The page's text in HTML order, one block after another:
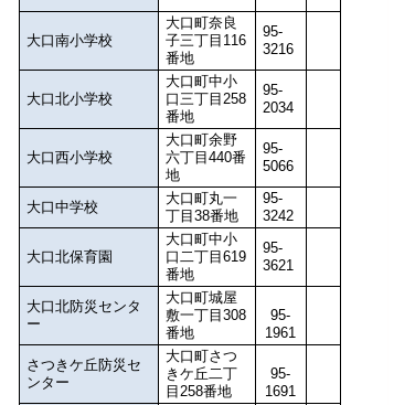
大口南小学校
大口町奈良
子三丁目116
番地
95-
3216
大口北小学校
大口町中小
口三丁目258
番地
95-
2034
大口西小学校
大口町余野
六丁目440番
地
95-
5066
大口中学校
大口町丸一
丁目38番地
95-
3242
大口北保育園
大口町中小
口二丁目619
番地
95-
3621
大口北防災センタ
ー
大口町城屋
敷一丁目308
番地
95-
1961
さつきケ丘防災セ
ンター
大口町さつ
きケ丘二丁
目258番地
95-
1691